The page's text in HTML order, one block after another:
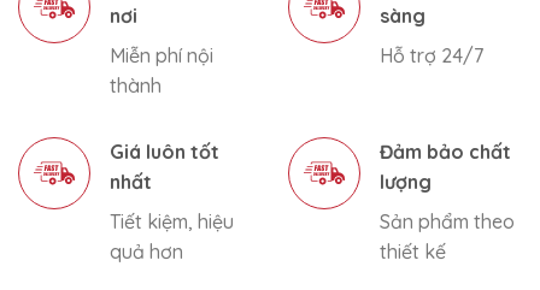
nơi
Miễn phí nội
thành
sàng
Hỗ trợ 24/7
Giá luôn tốt
nhất
Tiết kiệm, hiệu
quả hơn
Đảm bảo chất
lượng
Sản phẩm theo
thiết kế